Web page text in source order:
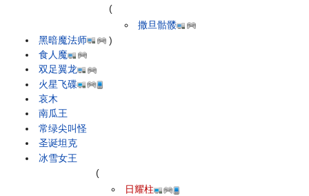
黑暗魔法师
(
撒旦骷髅
)
食人魔
双足翼龙
火星飞碟
哀木
南瓜王
常绿尖叫怪
圣诞坦克
冰雪女王
(
日耀柱